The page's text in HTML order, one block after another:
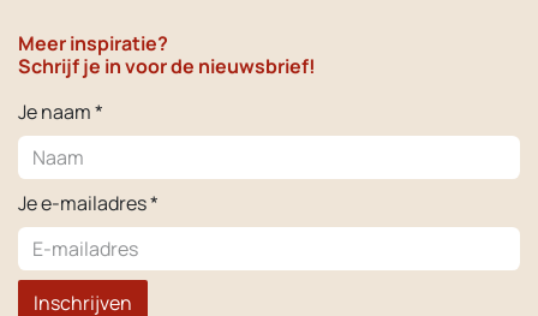
Meer inspiratie?
Schrijf je in voor de nieuwsbrief!
Je naam *
Je e-mailadres *
Inschrijven